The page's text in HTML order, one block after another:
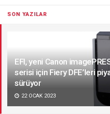
SON YAZILAR
EFI, yeni Canon
serisi için Fiery DFE’leri
sürüyor
22 OCAK 2023